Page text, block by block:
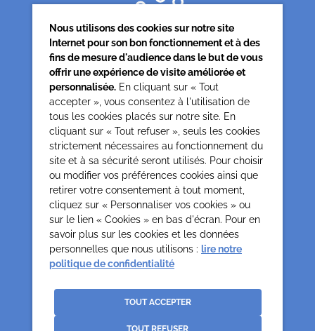
Siège associatif
62 rue de la glacière
75013 Paris
0142850804
contact@cesap.asso.fr
Cesap Formation
formation@cesap.asso.fr
01 53 20 68 58
Mentions Légales
personnelles
Nous utilisons des cookies sur notre site
Internet pour son bon fonctionnement et à des
fins de mesure d'audience dans le but de vous
offrir une expérience de visite améliorée et
personnalisée. En cliquant sur « Tout
accepter », vous consentez à l'utilisation de
tous les cookies placés sur notre site. En
cliquant sur « Tout refuser », seuls les cookies
strictement nécessaires au fonctionnement du
site et à sa sécurité seront utilisés. Pour choisir
ou modifier vos préférences cookies ainsi que
retirer votre consentement à tout moment,
cliquez sur « Personnaliser vos cookies » ou
sur le lien « Cookies » en bas d'écran. Pour en
savoir plus sur les cookies et les données
personnelles que nous utilisons : lire notre
politique de confidentialité
TOUT ACCEPTER
TOUT REFUSER